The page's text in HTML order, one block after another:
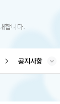
합니다.
공지사항